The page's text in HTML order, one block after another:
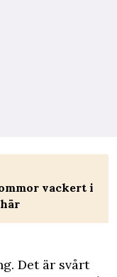
vackert i
Det är svårt